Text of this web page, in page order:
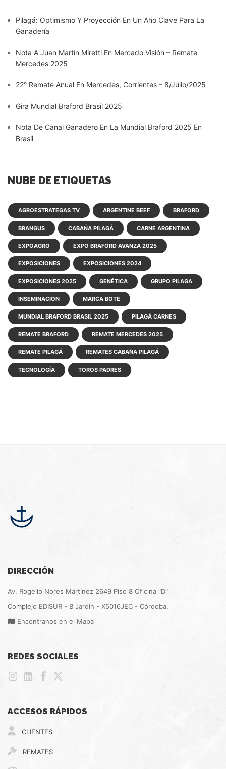
Pilagá: Optimismo Y Proyección En Un Año Clave Para La
Ganadería
Nota A Juan Martín Miretti En Mercado Visión – Remate
Mercedes 2025
22° Remate Anual En Mercedes, Corrientes – 8/Julio/2025
Gira Mundial Braford Brasil 2025
Nota De Canal Ganadero En La Mundial Braford 2025 En
Brasil
NUBE DE ETIQUETAS
AGROESTRATEGAS TV ARGENTINE BEEF BRAFORD
BRANGUS CABAÑA PILAGÁ CARNE ARGENTINA
EXPOAGRO EXPO BRAFORD AVANZA 2025
EXPOSICIONES EXPOSICIONES 2024
EXPOSICIONES 2025 GENÉTICA GRUPO PILAGA
INSEMINACION MARCA BOTE
MUNDIAL BRAFORD BRASIL 2025 PILAGÁ CARNES
REMATE BRAFORD REMATE MERCEDES 2025
REMATE PILAGÁ REMATES CABAÑA PILAGÁ
TECNOLOGÍA TOROS PADRES
DIRECCIÓN
Av. Rogelio Nores Martínez 2649 Piso 8 Oficina "D"
Complejo EDISUR - B Jardín - X5016JEC - Córdoba.
Encontranos en el Mapa
REDES SOCIALES
ACCESOS RÁPIDOS
CLIENTES
REMATES